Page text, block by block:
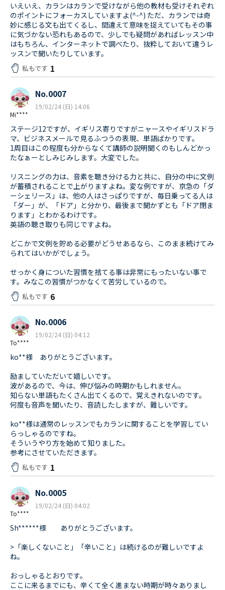
いえいえ、カランはカランで受けながら他の教材も受けそれぞれ
のポイントにフォーカスしていますよ(^-^) ただ、カランでは奇
妙に感じる文も出てくるし、間違えて意味を捉えていてもその事
に気づかない恐れもあるので、少しでも疑問があればレッスン中
はもちろん、インターネットで調べたり、抜粋しておいて違うレ
ッスンで聞いたりしています。
私もです 1
Mi****
No.0007
19/02/24 (日) 14:06
ステージ12ですが、イギリス寄りですがニャースやイギリスドラ
マ、ビジネスメールで見るふつうの表現、単語ばかりです。
1周目はこの程度も分からなくて講師の説明聞くのもしんどかっ
たなぁーとしみじみします。大変でした。
リスニングの力は、音素を聴き分ける力と共に、自分の中に文例
が蓄積されることで上がりますよね。変な例ですが、京急の「ダ
ーシェリース」は、他の人はさっぱりですが、毎日乗ってる人は
「ダー」が、「ドア」と分かり、最後まで聞かずとも「ドア閉ま
ります」とわかるわけです。
英語の聴き取りも同じですよね。
どこかで文例を貯める必要がどうせあるなら、このまま続けてみ
られてはいかがでしょう。
せっかく身についた習慣を捨てる事は非常にもったいない事で
す。みなこの習慣がつかなくて苦労しているので。
私もです 6
To****
No.0006
19/02/24 (日) 04:12
ko**様 ありがとうございます。
励ましていただいて嬉しいです。
波があるので、今は、伸び悩みの時期かもしれません。
知らない単語もたくさん出てくるので、覚えきれないのです。
何度も音声を聞いたり、音読したしますが、難しいです。
ko**様は通常のレッスンでもカランに関することを学習してい
らっしゃるのですね。
そういうやり方を始めて知りました。
参考にさせていただきます。
私もです 1
To****
No.0005
19/02/24 (日) 04:02
Sh******様 ありがとうございます。
>「楽しくないこと」「辛いこと」は続けるのが難しいですよ
ね。
おっしゃるとおりです。
ここに来るまでにも、辛くて全く進まない時期が時々ありまし